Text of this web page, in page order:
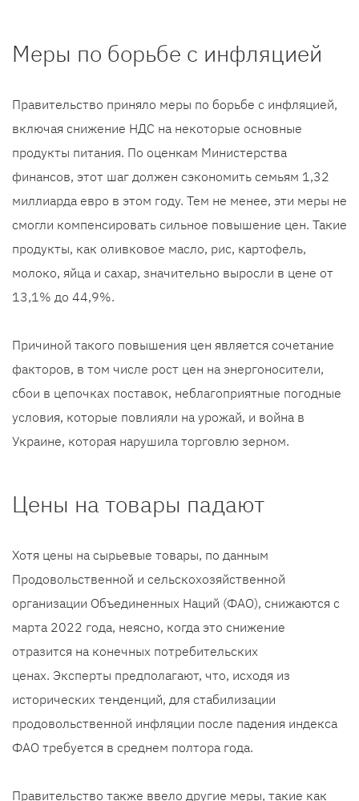
Меры по борьбе с инфляцией
Правительство приняло меры по борьбе с инфляцией,
включая снижение НДС на некоторые основные
продукты питания. По оценкам Министерства
финансов, этот шаг должен сэкономить семьям 1,32
миллиарда евро в этом году. Тем не менее, эти меры не
смогли компенсировать сильное повышение цен. Такие
продукты, как оливковое масло, рис, картофель,
молоко, яйца и сахар, значительно выросли в цене от
13,1% до 44,9%.
Причиной такого повышения цен является сочетание
факторов, в том числе рост цен на энергоносители,
сбои в цепочках поставок, неблагоприятные погодные
условия, которые повлияли на урожай, и война в
Украине, которая нарушила торговлю зерном.
Цены на товары падают
Хотя цены на сырьевые товары, по данным
Продовольственной и сельскохозяйственной
организации Объединенных Наций (ФАО), снижаются с
марта 2022 года, неясно, когда это снижение
отразится на конечных потребительских
ценах. Эксперты предполагают, что, исходя из
исторических тенденций, для стабилизации
продовольственной инфляции после падения индекса
ФАО требуется в среднем полтора года.
Правительство также ввело другие меры, такие как